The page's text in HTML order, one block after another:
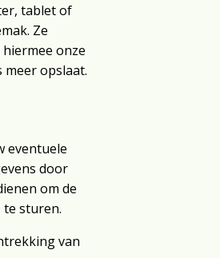
tablet of
Ze
onze
opslaat.
eventuele
door
om de
te sturen.
van